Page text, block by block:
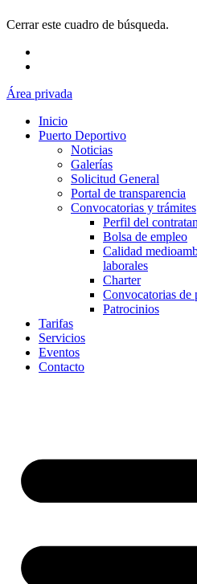
Cerrar este cuadro de búsqueda.
Área privada
Inicio
Puerto Deportivo
Noticias
Galerías
Solicitud General
Portal de transparencia
Convocatorias y trámites
Perfil del
Bolsa de empleo
Calidad
laborales
Charter
Convocatorias de
Patrocinios
Tarifas
Servicios
Eventos
Contacto